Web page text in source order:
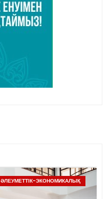
ӘЛЕУМЕТТІК-ЭКОНОМИКАЛЫҚ